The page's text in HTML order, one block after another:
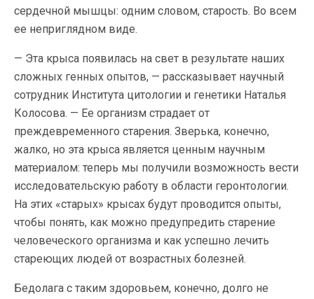
сердечной мышцы: одним словом, старость. Во всем
ее неприглядном виде.
— Эта крыса появилась на свет в результате наших
сложных генных опытов, — рассказывает научный
сотрудник Института цитологии и генетики Наталья
Колосова. — Ее организм страдает от
преждевременного старения. Зверька, конечно,
жалко, но эта крыса является ценным научным
материалом: теперь мы получили возможность вести
исследовательскую работу в области геронтологии.
На этих «старых» крысах будут проводится опыты,
чтобы понять, как можно предупредить старение
человеческого организма и как успешно лечить
стареющих людей от возрастных болезней.
Бедолага с таким здоровьем, конечно, долго не